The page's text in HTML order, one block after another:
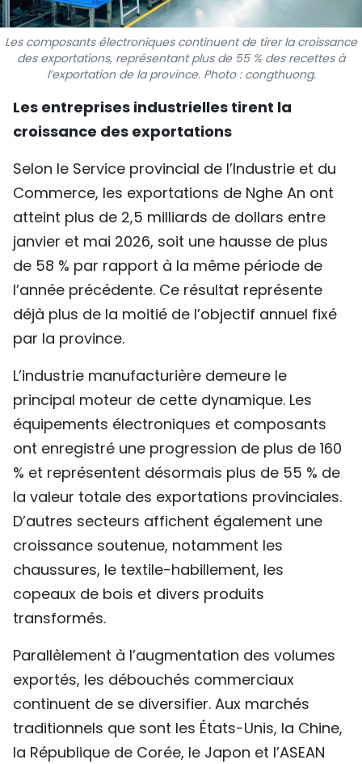
PHOTO
VIDÉO
À PROPOS DU "PEUPLE"
TIẾNG VIỆT
ENGLISH
中文
РУССКИЙ
ESPAÑOL
Les composants électroniques continuent de tirer la croissance
des exportations, représentant plus de 55 % des recettes à
l’exportation de la province. Photo : congthuong.
Les entreprises industrielles tirent la
croissance des exportations
Selon le Service provincial de l’Industrie et du
Commerce, les exportations de Nghe An ont
atteint plus de 2,5 milliards de dollars entre
janvier et mai 2026, soit une hausse de plus
de 58 % par rapport à la même période de
l’année précédente. Ce résultat représente
déjà plus de la moitié de l’objectif annuel fixé
par la province.
L’industrie manufacturière demeure le
principal moteur de cette dynamique. Les
équipements électroniques et composants
ont enregistré une progression de plus de 160
% et représentent désormais plus de 55 % de
la valeur totale des exportations provinciales.
D’autres secteurs affichent également une
croissance soutenue, notamment les
chaussures, le textile-habillement, les
copeaux de bois et divers produits
transformés.
Parallèlement à l’augmentation des volumes
exportés, les débouchés commerciaux
continuent de se diversifier. Aux marchés
traditionnels que sont les États-Unis, la Chine,
la République de Corée, le Japon et l’ASEAN